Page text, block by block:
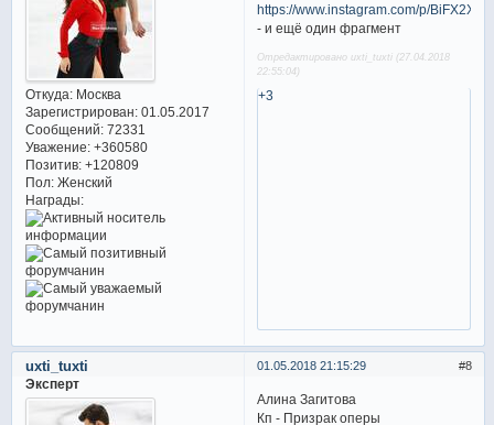
Откуда:Москва
Зарегистрирован: 01.05.2017
Сообщений:72331
Уважение: +360580
Позитив: +120809
Пол:Женский
Награды:
https://www.instagram.com/p/
- и ещё один фрагмент
Отредактировано uxti_tuxti (27.04.2018
22:55:04)
+3
8
01.05.2018 21:15:29
uxti_tuxti
Эксперт
Алина Загитова
Кп - Призрак оперы